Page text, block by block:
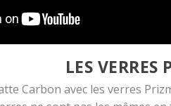
LES
Carbon avec les verres